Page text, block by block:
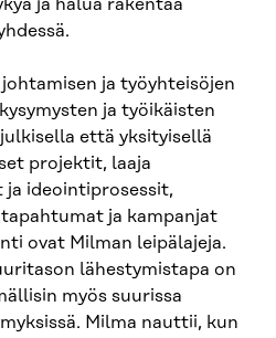
ja halua rakentaa
ja työyhteisöjen
ja työikäisten
että yksityisellä
projektit, laaja
ja ideointiprosessit,
ja kampanjat
ovat Milman leipälajeja.
lähestymistapa on
myös suurissa
Milma nauttii, kun